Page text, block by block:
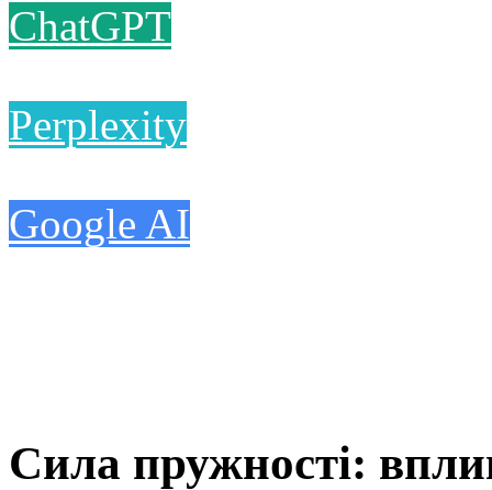
ChatGPT
Perplexity
Google AI
Сила пружності: